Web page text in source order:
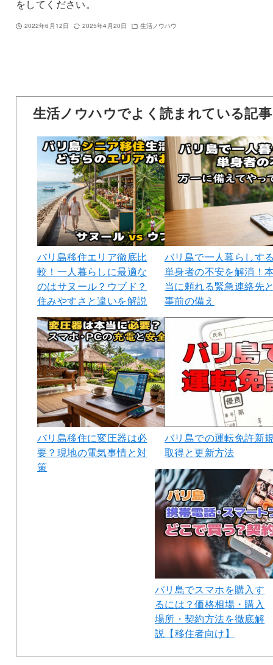
をしてください。
2022年6月12日 2025年4月20日 生活ノウハウ
生活ノウハウでよく読まれている記事
バリ島移住エリア徹底比
較！一人暮らしに最適な
のはサヌール？ウブド？
住みやすさと違いを解説
バリ島で一人暮らしす
単身者の不安を解消！
当に頼れる緊急連絡先
事前の備え
バリ島移住に変圧器は必
要？現地の電気事情と対
策
バリ島での運転免許新
取得と更新方法
バリ島でスマホを購入す
るには？価格相場・購入
場所・契約方法を徹底解
説【移住者向け】